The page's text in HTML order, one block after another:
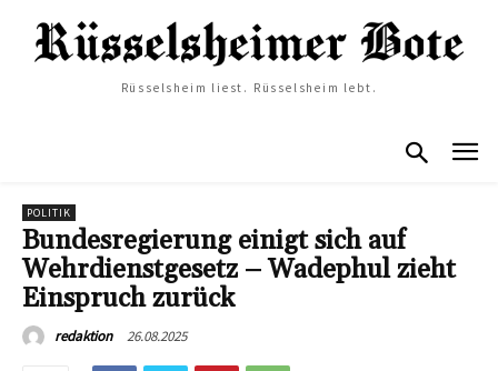
Rüsselsheim liest. Rüsselsheim lebt.
POLITIK
Bundesregierung einigt sich auf
Wehrdienstgesetz – Wadephul zieht
Einspruch zurück
redaktion 26.08.2025